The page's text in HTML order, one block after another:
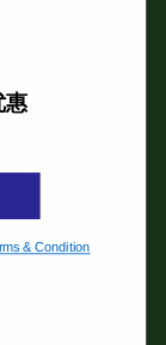
惠
& Condition